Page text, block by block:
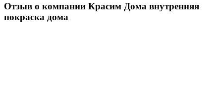
Отзыв о компании Красим Дома внутренняя
покраска дома